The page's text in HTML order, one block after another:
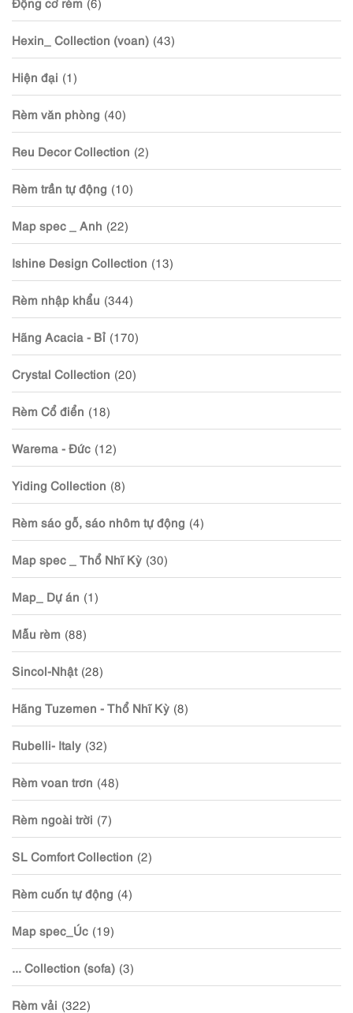
Hexin_ Collection (voan) (43)
Hiện đại (1)
Rèm văn phòng (40)
Reu Decor Collection (2)
Rèm trần tự động (10)
Map spec _ Anh (22)
Ishine Design Collection (13)
Rèm nhập khẩu (344)
Hãng Acacia - Bỉ (170)
Crystal Collection (20)
Rèm Cổ điển (18)
Warema - Đức (12)
Yiding Collection (8)
Rèm sáo gỗ, sáo nhôm tự động (4)
Map spec _ Thổ Nhĩ Kỳ (30)
Map_ Dự án (1)
Mẫu rèm (88)
Sincol-Nhật (28)
Hãng Tuzemen - Thổ Nhĩ Kỳ (8)
Rubelli- Italy (32)
Rèm voan trơn (48)
Rèm ngoài trời (7)
SL Comfort Collection (2)
Rèm cuốn tự động (4)
Map spec_Úc (19)
... Collection (sofa) (3)
Rèm vải (322)